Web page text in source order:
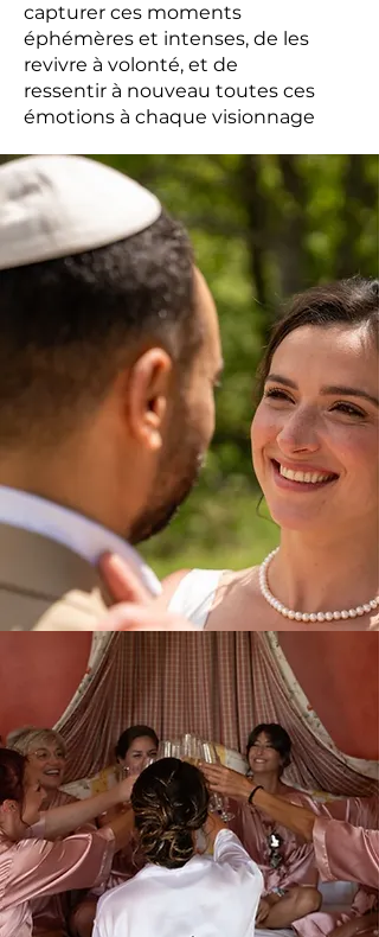
capturer ces moments
éphémères et intenses, de les
revivre à volonté, et de
ressentir à nouveau toutes ces
émotions à chaque visionnage